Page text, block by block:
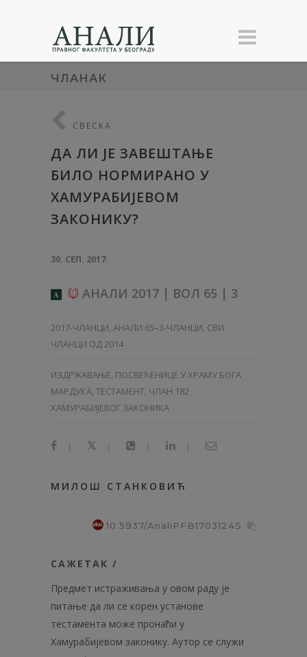
ЧЛАНАК
СВЕСКА
ДА ЛИ ЈЕ ЗАВЕШТАЊЕ
БИЛО НОРМИРАНО У
ХАМУРАБИЈЕВОМ
ЗАКОНИКУ?
30. СЕП. 2017.
A АНАЛИ 2017 | ВОЛ 65 | 3
2017-ЧЛАНЦИ, АНАЛИ 65–3-ЧЛАНЦИ, СВИ
ЧЛАНЦИ ОД 2014
ИЗДРЖАВАЊЕ, ПОСВЕЋЕНИЦЕ У ХРАМУ БОГА
МАРДУКА, ТЕСТАМЕНТ, ЧЛАН 182
ХАМУРАБИЈЕВОГ ЗАКОНИКА
| | | |
МИЛОШ СТАНКОВИЋ
10.5937/AnaliPFB1703124S
САЖЕТАК /
Предмет истраживања у овом раду је
питање да ли се корен установе
тестамента може пронаћи у
Хамурабијевом законику. Аутор се служи